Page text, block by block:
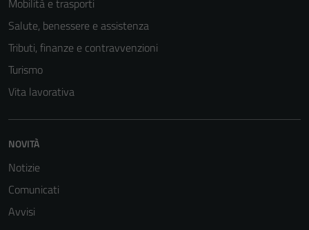
Mobilità e trasporti
Salute, benessere e assistenza
Tributi, finanze e contravvenzioni
Turismo
Vita lavorativa
NOVITÀ
Notizie
Comunicati
Avvisi